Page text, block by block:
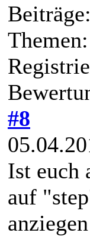
#8
Ist euch
auf